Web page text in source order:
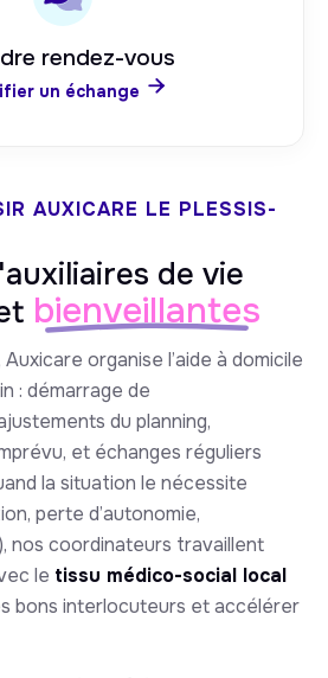
rendez-vous
un échange 
AUXICARE LE PLESSIS-
de vie
bienveillantes
, Auxicare organise l’aide à domicile
: démarrage de
du planning,
et échanges réguliers
la situation le nécessite
perte d’autonomie,
nos coordinateurs travaillent
le tissu médico-social local
bons interlocuteurs et accélérer